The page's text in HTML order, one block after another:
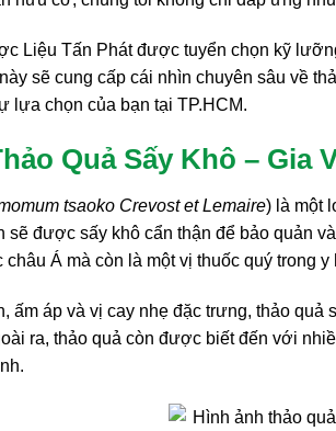
Liệu Tấn Phát được tuyển chọn kỹ
sẽ cung cấp cái nhìn chuyên sâu về
lựa chọn của bạn tại TP.HCM.
Quả Sấy Khô – Gia
tsaoko Crevost et Lemaire) là một
sẽ được sấy khô cẩn thận để bảo quản
Á mà còn là một vị thuốc quý trong y
áp và vị cay nhẹ đặc trưng, thảo quả
ra, thảo quả còn được biết đến với